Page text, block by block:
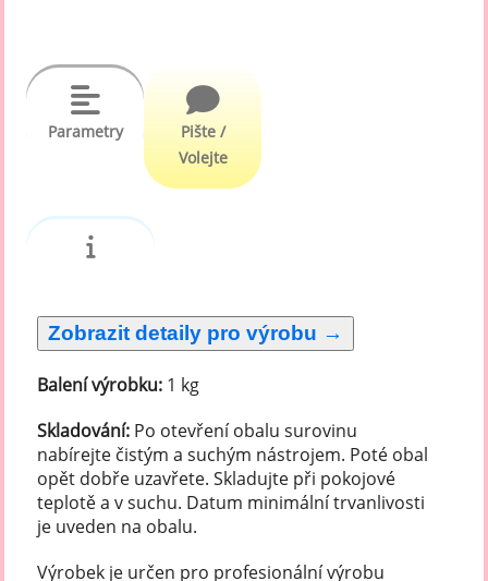
Parametry
Pište /
Volejte
Balení výrobku: 1 kg
Skladování: Po otevření obalu surovinu
nabírejte čistým a suchým nástrojem. Poté obal
opět dobře uzavřete. Skladujte při pokojové
teplotě a v suchu. Datum minimální trvanlivosti
je uveden na obalu.
Výrobek je určen pro profesionální výrobu